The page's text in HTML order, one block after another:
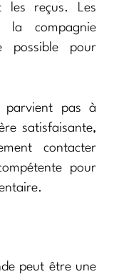
les reçus. Les
la compagnie
possible pour
parvient pas à
satisfaisante,
contacter
pour
peut être une